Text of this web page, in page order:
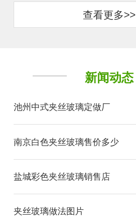
查看更多>>
新闻动态
池州中式夹丝玻璃定做厂
南京白色夹丝玻璃售价多少
盐城彩色夹丝玻璃销售店
夹丝玻璃做法图片